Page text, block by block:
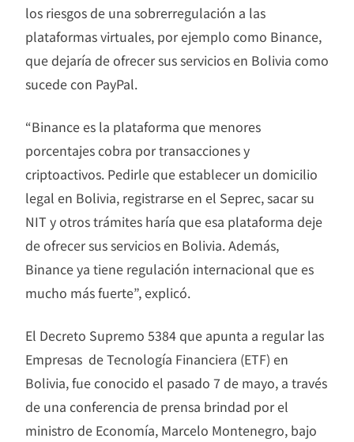
los riesgos de una sobrerregulación a las
plataformas virtuales, por ejemplo como Binance,
que dejaría de ofrecer sus servicios en Bolivia como
sucede con PayPal.
“Binance es la plataforma que menores
porcentajes cobra por transacciones y
criptoactivos. Pedirle que establecer un domicilio
legal en Bolivia, registrarse en el Seprec, sacar su
NIT y otros trámites haría que esa plataforma deje
de ofrecer sus servicios en Bolivia. Además,
Binance ya tiene regulación internacional que es
mucho más fuerte”, explicó.
El Decreto Supremo 5384 que apunta a regular las
Empresas de Tecnología Financiera (ETF) en
Bolivia, fue conocido el pasado 7 de mayo, a través
de una conferencia de prensa brindad por el
ministro de Economía, Marcelo Montenegro, bajo